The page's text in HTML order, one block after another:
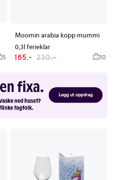
5
Moomin arabia kopp mummi
0,3l ferieklar
165,- 230,- 10